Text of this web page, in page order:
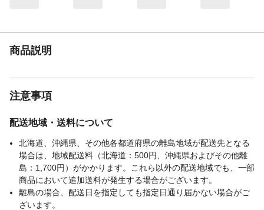
商品説明
注意事項
配送地域・送料について
北海道、沖縄県、その他各都道府県の離島地域が配送先となる
場合は、地域配送料（北海道：500円、沖縄県およびその他離
島：1,700円）がかかります。これら以外の配送地域でも、一部
商品において追加送料が発生する場合がございます。
離島の場合、配送日を指定しても指定日通り届かない場合がご
ざいます。